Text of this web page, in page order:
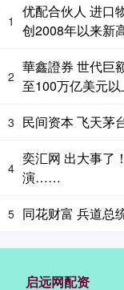
1
优配合伙人 进口
创2008年以来新
2
華鑫證券 世代巨
至100万亿美元以
3 民间资本 飞天茅
4
奕汇网 出大事了
演……
5 同花财富 兵道总
启远网配资